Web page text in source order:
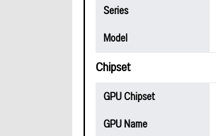
Series
Model
Chipset
GPU Chipset
GPU Name